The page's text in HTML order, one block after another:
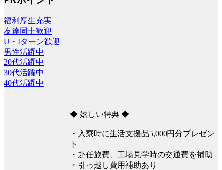
福利厚生充実
友達同士歓迎
U・Iターン歓迎
男性活躍中
20代活躍中
30代活躍中
40代活躍中
――――――――――――
◆ 嬉しい特典 ◆
――――――――――――
・入寮時に生活支援品5,000円分プレゼン
ト
・赴任旅費、工場見学時の交通費を補助
・引っ越し費用補助あり